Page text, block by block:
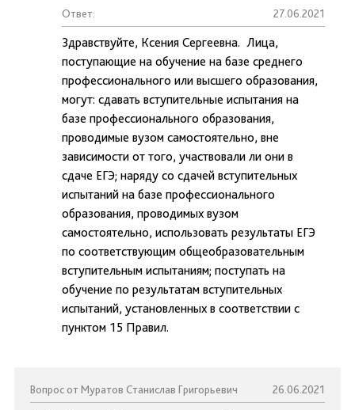
Ответ: 27.06.2021
Здравствуйте, Ксения Сергеевна. Лица,
поступающие на обучение на базе среднего
профессионального или высшего образования,
могут: сдавать вступительные испытания на
базе профессионального образования,
проводимые вузом самостоятельно, вне
зависимости от того, участвовали ли они в
сдаче ЕГЭ; наряду со сдачей вступительных
испытаний на базе профессионального
образования, проводимых вузом
самостоятельно, использовать результаты ЕГЭ
по соответствующим общеобразовательным
вступительным испытаниям; поступать на
обучение по результатам вступительных
испытаний, установленных в соответствии с
пунктом 15 Правил.
Вопрос от Муратов Станислав Григорьевич 26.06.2021